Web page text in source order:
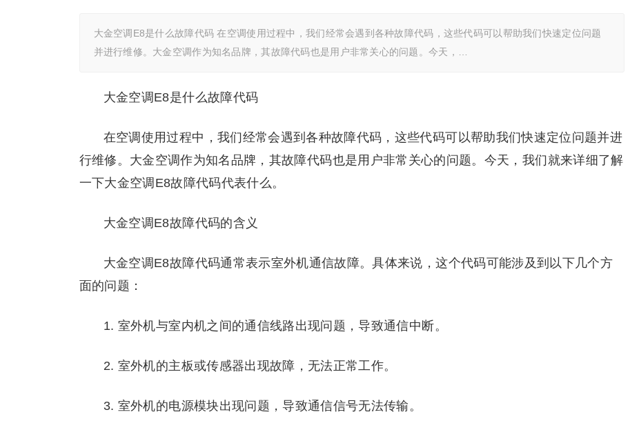
大金空调E8是什么故障代码 在空调使用过程中，我们经常会遇到各种故障代码，这些代码可以帮助我们快速定位问题
并进行维修。大金空调作为知名品牌，其故障代码也是用户非常关心的问题。今天，…
大金空调E8是什么故障代码
在空调使用过程中，我们经常会遇到各种故障代码，这些代码可以帮助我们快速定位问题并进
行维修。大金空调作为知名品牌，其故障代码也是用户非常关心的问题。今天，我们就来详细了解
一下大金空调E8故障代码代表什么。
大金空调E8故障代码的含义
大金空调E8故障代码通常表示室外机通信故障。具体来说，这个代码可能涉及到以下几个方
面的问题：
1. 室外机与室内机之间的通信线路出现问题，导致通信中断。
2. 室外机的主板或传感器出现故障，无法正常工作。
3. 室外机的电源模块出现问题，导致通信信号无法传输。